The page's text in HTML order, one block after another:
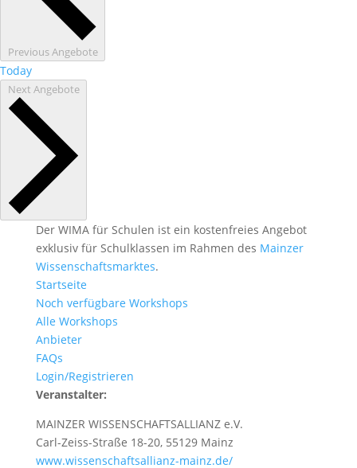
PreviousAngebote
Today
Next Angebote
Der WIMA für Schulen ist ein kostenfreies Angebot
exklusiv für Schulklassen im Rahmen des Mainzer
Wissenschaftsmarktes.
Startseite
Noch verfügbare Workshops
Alle Workshops
Anbieter
FAQs
Login/Registrieren
Veranstalter:
MAINZER WISSENSCHAFTSALLIANZ e.V.
Carl-Zeiss-Straße 18-20, 55129 Mainz
www.wissenschaftsallianz-mainz.de/